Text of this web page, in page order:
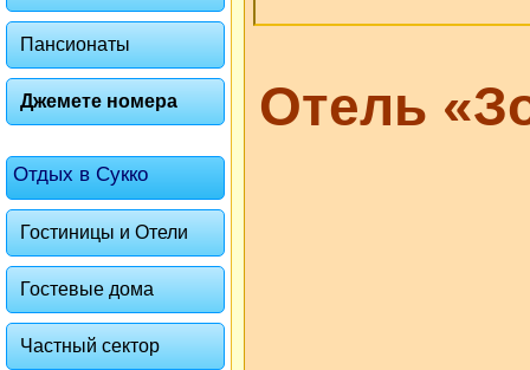
Пансионаты
Джемете номера
Отдых в Сукко
Гостиницы и Отели
Гостевые дома
Частный сектор
Отель